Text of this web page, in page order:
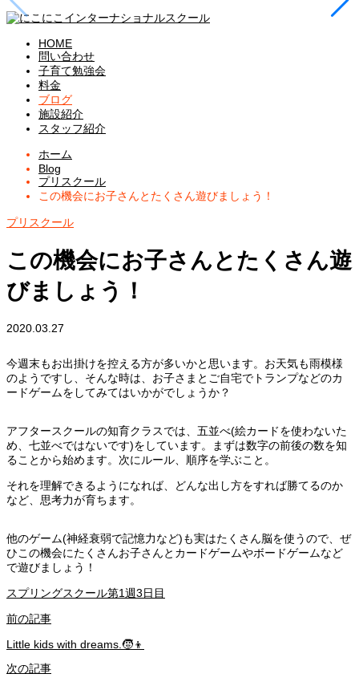
HOME
問い合わせ
子育て勉強会
料金
ブログ
施設紹介
スタッフ紹介
ホーム
Blog
プリスクール
この機会にお子さんとたくさん遊びましょう！
プリスクール
この機会にお子さんとたくさん遊
びましょう！
2020.03.27
今週末もお出掛けを控える方が多いかと思います。お天気も雨模様
のようですし、そんな時は、お子さまとご自宅でトランプなどのカ
ードゲームをしてみてはいかがでしょうか？
アフタースクールの知育クラスでは、五並べ(絵カードを使わないた
め、七並べではないです)をしています。まずは数字の前後の数を知
ることから始めます。次にルール、順序を学ぶこと。
それを理解できるようになれば、どんな出し方をすれば勝てるのか
など、思考力が育ちます。
他のゲーム(神経衰弱で記憶力など)も実はたくさん脳を使うので、ぜ
ひこの機会にたくさんお子さんとカードゲームやボードゲームなど
で遊びましょう！
スプリングスクール第1週3日目
前の記事
Little kids with dreams.🧒👦
次の記事